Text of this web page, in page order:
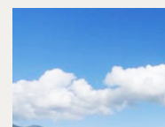
活用するリゾー
事業用不動産
（ホテル・旅館